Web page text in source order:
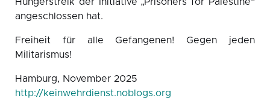
angeschlossen hat.
Freiheit für alle Gefangenen! Gegen jeden
Militarismus!
Hamburg, November 2025
http://keinwehrdienst.noblogs.org